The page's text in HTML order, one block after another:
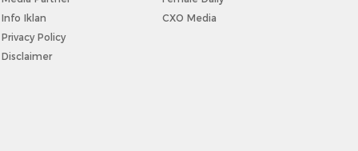
Info Iklan
Privacy Policy
Disclaimer
CXO Media